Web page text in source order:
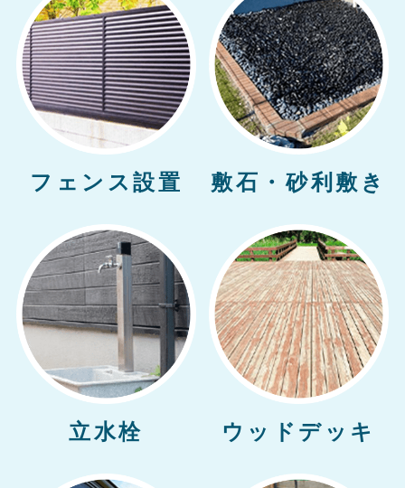
フェンス設置 敷石・砂利敷き
立水栓 ウッドデッキ